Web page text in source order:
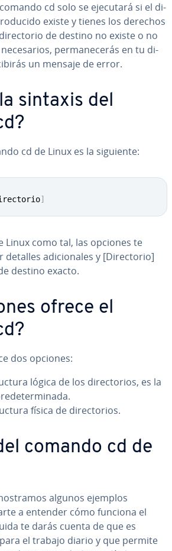
cd solo se ejecutará si el di­
existe y tienes los derechos
de destino no existe o no
pe­r­ma­ne­ce­rás en tu di­
un mensaje de error.
sintaxis del
cd de Linux es la siguiente:
]
Linux como tal, las opciones te
detalles adi­cio­na­les y [Di­re­c­to­rio]
destino exacto.
ofrece el
dos opciones:
lógica de los di­re­c­to­rios, es la
física de di­re­c­to­rios.
comando cd de
algunos ejemplos
a entender cómo funciona el
te darás cuenta de que es
el trabajo diario y que permite